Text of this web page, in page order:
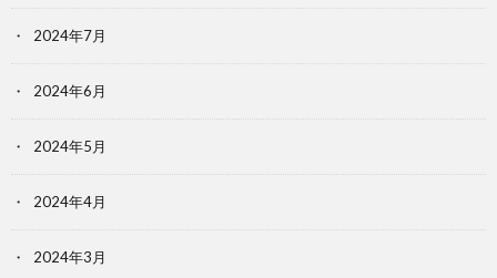
2024年7月
2024年6月
2024年5月
2024年4月
2024年3月